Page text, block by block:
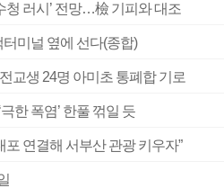
청 러시’ 전망…檢 기피와 대조
미널 옆에 선다(종합)
교생 24명 아미초 통폐합 기로
한 폭염’ 한풀 꺾일 듯
포 연결해 서부산 관광 키우자”